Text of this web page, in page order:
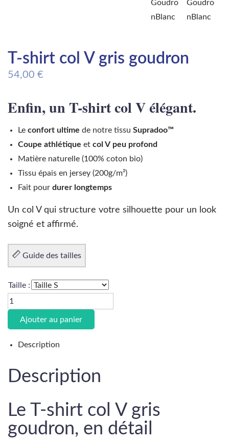
T-shirt col V gris goudron
54,00 €
Enfin, un T-shirt col V élégant.
Le confort ultime de notre tissu Supradoo™
Coupe athlétique et col V peu profond
Matière naturelle (100% coton bio)
Tissu épais en jersey (200g/m²)
Fait pour durer longtemps
Un col V qui structure votre silhouette pour un look
soigné et affirmé.
Guide des tailles
Taille :
Ajouter au panier
Description
Description
Le T-shirt col V gris
goudron, en détail